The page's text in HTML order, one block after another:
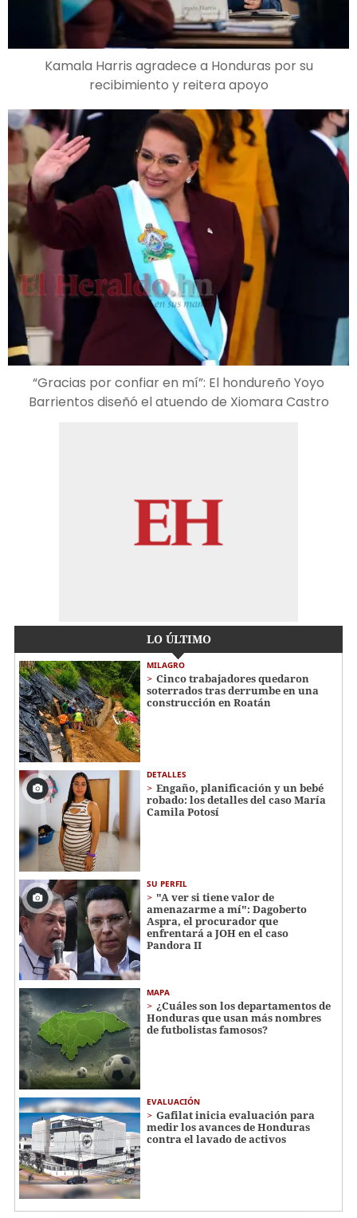
Kamala Harris agradece a Honduras por su
recibimiento y reitera apoyo
“Gracias por confiar en mí”: El hondureño Yoyo
Barrientos diseñó el atuendo de Xiomara Castro
LO ÚLTIMO
MILAGRO
Cinco trabajadores quedaron
soterrados tras derrumbe en una
construcción en Roatán
DETALLES
Engaño, planificación y un bebé
robado: los detalles del caso María
Camila Potosí
SU PERFIL
"A ver si tiene valor de
amenazarme a mí": Dagoberto
Aspra, el procurador que
enfrentará a JOH en el caso
Pandora II
MAPA
¿Cuáles son los departamentos de
Honduras que usan más nombres
de futbolistas famosos?
EVALUACIÓN
Gafilat inicia evaluación para
medir los avances de Honduras
contra el lavado de activos